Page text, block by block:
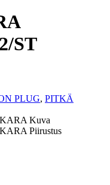
ST
PLUG, PITKÄ